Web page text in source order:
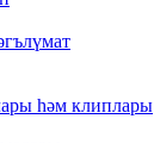
һәм клиплары